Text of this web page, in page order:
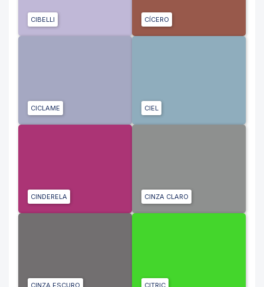
CIBELLI CÍCERO
CICLAME CIEL
CINDERELA CINZA CLARO
CINZA ESCURO CITRIC